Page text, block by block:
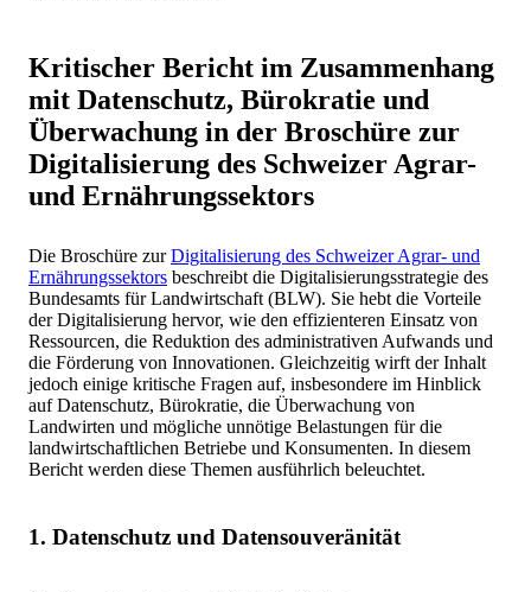
Kritischer Bericht im Zusammenhang
mit Datenschutz, Bürokratie und
Überwachung in der Broschüre zur
Digitalisierung des Schweizer Agrar-
und Ernährungssektors
Die Broschüre zurDigitalisierung des Schweizer Agrar- und
Ernährungssektors beschreibt die Digitalisierungsstrategie des
Bundesamts für Landwirtschaft (BLW). Sie hebt die Vorteile
der Digitalisierung hervor, wie den effizienteren Einsatz von
Ressourcen, die Reduktion des administrativen Aufwands und
die Förderung von Innovationen. Gleichzeitig wirft der Inhalt
jedoch einige kritische Fragen auf, insbesondere im Hinblick
auf Datenschutz, Bürokratie, die Überwachung von
Landwirten und mögliche unnötige Belastungen für die
landwirtschaftlichen Betriebe und Konsumenten. In diesem
Bericht werden diese Themen ausführlich beleuchtet.
1. Datenschutz und Datensouveränität